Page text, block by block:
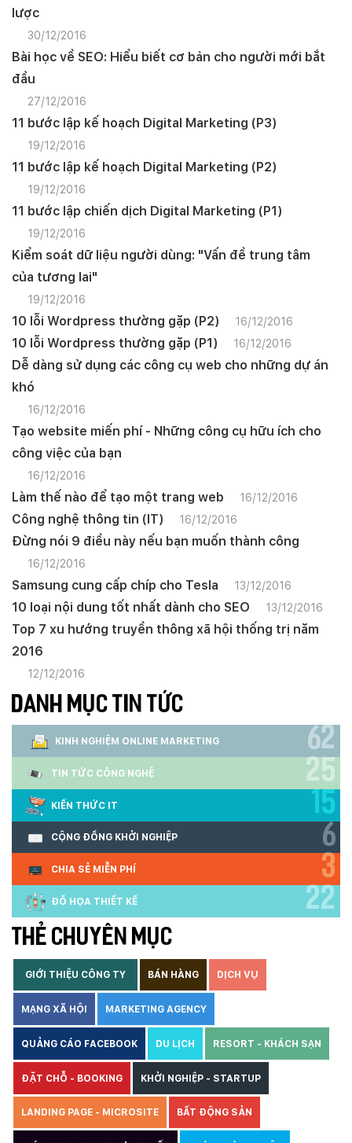
lược
30/12/2016
Bài học về SEO: Hiểu biết cơ bản cho người mới bắt
đầu
27/12/2016
11 bước lập kế hoạch Digital Marketing (P3)
19/12/2016
11 bước lập kế hoạch Digital Marketing (P2)
19/12/2016
11 bước lập chiến dịch Digital Marketing (P1)
19/12/2016
Kiểm soát dữ liệu người dùng: "Vấn đề trung tâm
của tương lai"
19/12/2016
10 lỗi Wordpress thường gặp (P2) 16/12/2016
10 lỗi Wordpress thường gặp (P1) 16/12/2016
Dễ dàng sử dụng các công cụ web cho những dự án
khó
16/12/2016
Tạo website miến phí - Những công cụ hữu ích cho
công việc của bạn
16/12/2016
Làm thế nào để tạo một trang web 16/12/2016
Công nghệ thông tin (IT) 16/12/2016
Đừng nói 9 điều này nếu bạn muốn thành công
16/12/2016
Samsung cung cấp chíp cho Tesla 13/12/2016
10 loại nội dung tốt nhất dành cho SEO 13/12/2016
Top 7 xu hướng truyền thông xã hội thống trị năm
2016
12/12/2016
DANH MỤC TIN TỨC
KINH NGHIỆM ONLINE MARKETING 62
TIN TỨC CÔNG NGHỆ 25
KIẾN THỨC IT 15
CỘNG ĐỒNG KHỞI NGHIỆP 6
CHIA SẺ MIỄN PHÍ 3
ĐỒ HỌA THIẾT KẾ 22
THẺ CHUYÊN MỤC
GIỚI THIỆU CÔNG TY BÁN HÀNG DỊCH VỤ
MẠNG XÃ HỘI MARKETING AGENCY
QUẢNG CÁO FACEBOOK DU LỊCH RESORT - KHÁCH SẠN
ĐẶT CHỖ - BOOKING KHỞI NGHIỆP - STARTUP
LANDING PAGE - MICROSITE BẤT ĐỘNG SẢN